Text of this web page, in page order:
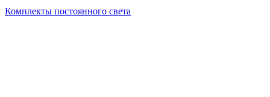
Комплекты постоянного света